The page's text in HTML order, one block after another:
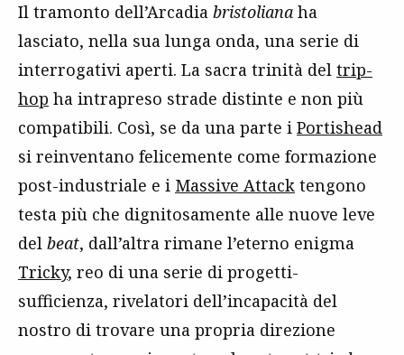
Il tramonto dell’Arcadia bristoliana ha
lasciato, nella sua lunga onda, una serie di
interrogativi aperti. La sacra trinità del trip-
hop ha intrapreso strade distinte e non più
compatibili. Così, se da una parte i Portishead
si reinventano felicemente come formazione
post-industriale e i Massive Attack tengono
testa più che dignitosamente alle nuove leve
del beat, dall’altra rimane l’eterno enigma
Tricky, reo di una serie di progetti-
sufficienza, rivelatori dell’incapacità del
nostro di trovare una propria direzione